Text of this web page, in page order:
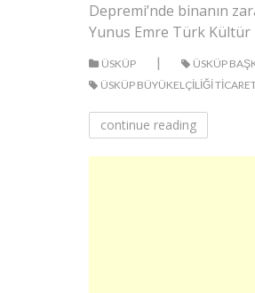
Depremi’nde binanın
Yunus Emre Türk
ÜSKÜP | ÜSKÜP
ÜSKÜP BÜYÜKELÇILIĞI
continue reading